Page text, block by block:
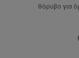
θόρυβο για